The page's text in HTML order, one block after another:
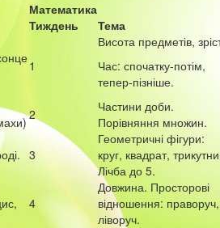
Математика
Тиждень Тема
1
Висота предметів,
Час: спочатку-потім,
тепер-пізніше.
2
Частини доби.
Порівняння множин.
3
Геометричні фігури:
круг, квадрат,
Лічба до 5.
4
Довжина. Просторові
відношення: праворуч,
ліворуч.